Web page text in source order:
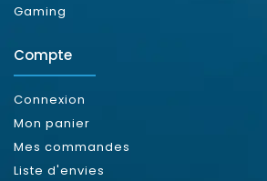
Gaming
Compte
Connexion
Mon panier
Mes commandes
Liste d'envies